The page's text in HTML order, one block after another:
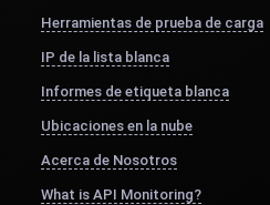
Herramientas de prueba de carga
IP de la lista blanca
Informes de etiqueta blanca
Ubicaciones en la nube
Acerca de Nosotros
What is API Monitoring?